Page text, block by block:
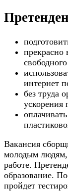
прекрасно
интернет
без труда
ускорения
Вакансия
молодым людям,
работе.
образование.
пройдет